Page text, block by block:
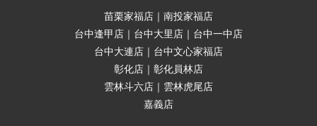
苗栗家福店｜南投家福店
台中逢甲店｜台中大里店｜台中一中店
台中大連店｜台中文心家福店
彰化店｜彰化員林店
雲林斗六店｜雲林虎尾店
嘉義店